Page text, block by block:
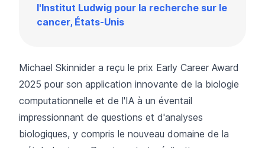
l'Institut Ludwig pour la recherche sur le
cancer, États-Unis
Michael Skinnider a reçu le prix Early Career Award
2025 pour son application innovante de la biologie
computationnelle et de l'IA à un éventail
impressionnant de questions et d'analyses
biologiques, y compris le nouveau domaine de la